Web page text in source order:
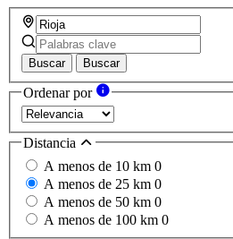
Buscar Buscar
Ordenar por
Distancia
A menos de 10 km 0
A menos de 25 km 0
A menos de 50 km 0
A menos de 100 km 0